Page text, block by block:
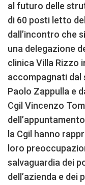
al futuro delle
di 60 posti letto
dall’incontro che
una delegazione
clinica Villa Rizzo
accompagnati dal
Paolo Zappulla e
Cgil Vincenzo
la Cgil hanno
loro
salvaguardia dei
dell’azienda e